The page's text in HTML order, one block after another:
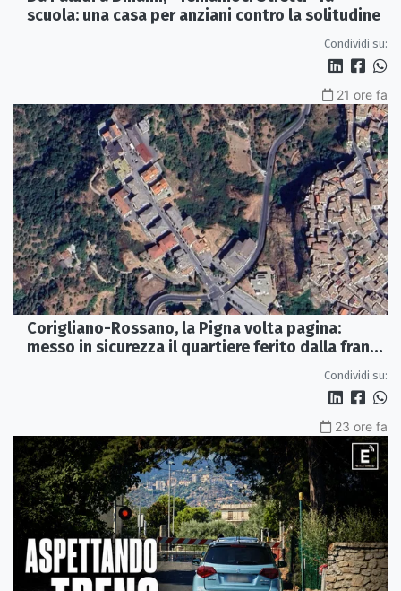
scuola: una casa per anziani contro la solitudine
Condividi su:
21 ore fa
Corigliano-Rossano, la Pigna volta pagina:
messo in sicurezza il quartiere ferito dalla frana
Condividi su:
23 ore fa